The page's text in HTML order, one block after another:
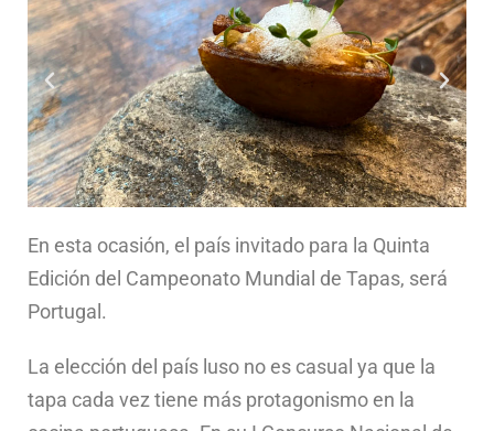
En esta ocasión, el país invitado para la Quinta
Edición del Campeonato Mundial de Tapas, será
Portugal.
La elección del país luso no es casual ya que la
tapa cada vez tiene más protagonismo en la